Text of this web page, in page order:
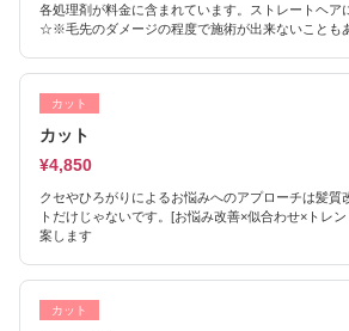
各処理剤が料金に含まれています。ストレートヘア
☆※毛先のダメージの程度で施術が出来ないことも
カット
カット
¥4,850
クセやひろがりによるお悩みへのアプローチは髪質
トだけじゃないです。[お悩み改善×似合わせ×トレ
案します
カット